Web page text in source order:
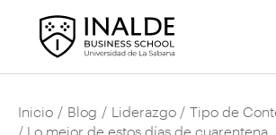
Inicio / Blog / Liderazgo / Tipo de
/ Lo mejor de estos días de cuarentena